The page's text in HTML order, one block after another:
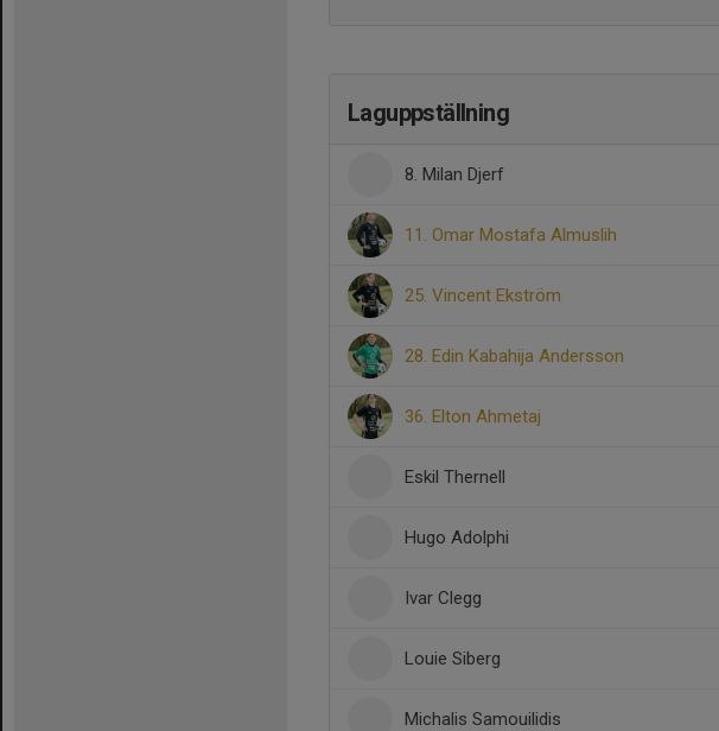
Laguppställning
8. Milan Djerf
11. Omar Mostafa Almuslih
25. Vincent Ekström
28. Edin Kabahija Andersson
36. Elton Ahmetaj
Eskil Thernell
Hugo Adolphi
Ivar Clegg
Louie Siberg
Michalis Samouilidis